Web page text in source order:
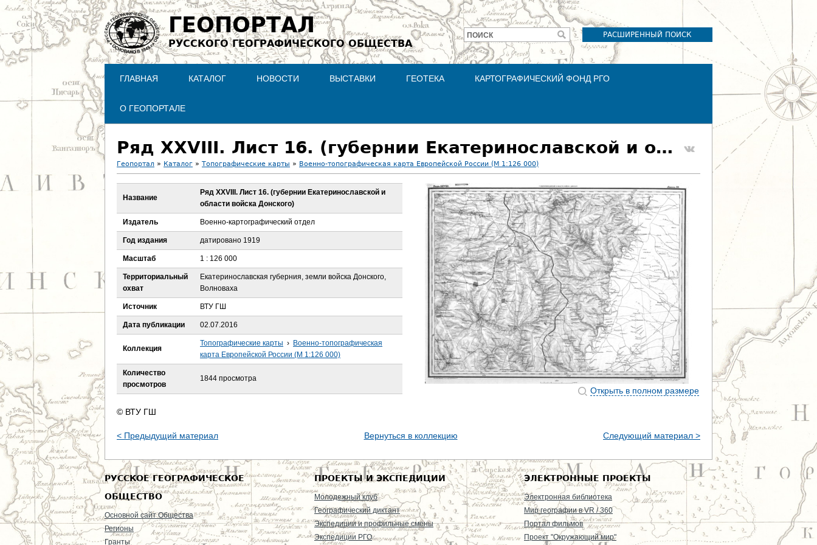
Jump to navigation
ГЕОПОРТАЛ
РУССКОГО ГЕОГРАФИЧЕСКОГО ОБЩЕСТВА
РАСШИРЕННЫЙ ПОИСК
Форма
поиска
ПОИСК
ГЛАВНАЯ КАТАЛОГ НОВОСТИ ВЫСТАВКИ ГЕОТЕКА КАРТОГРАФИЧЕСКИЙ ФОНД РГО
О ГЕОПОРТАЛЕ
Ряд XXVIII. Лист 16. (губернии Екатеринославской и области войска Донского)
В
з
д
е
с
ь
Геопортал » Каталог » Топографические карты » Военно-топографическая карта Европейской России (М 1:126 000)
Открыть в полном размере
Название
Ряд XXVIII. Лист 16. (губернии Екатеринославской и
области войска Донского)
Издатель Военно-картографический отдел
Год издания датировано 1919
Масштаб 1 : 126 000
Территориальный
охват
Екатеринославская губерния, земли войска Донского,
Волноваха
Источник ВТУ ГШ
Дата публикации 02.07.2016
Коллекция
Топографические карты › Военно-топографическая
карта Европейской России (М 1:126 000)
Количество
просмотров
1844 просмотра
© ВТУ ГШ
< Предыдущий материал Вернуться в коллекцию Следующий материал >
РУССКОЕ ГЕОГРАФИЧЕСКОЕ
ОБЩЕСТВО
Основной сайт Общества
Регионы
Гранты
ПРОЕКТЫ И ЭКСПЕДИЦИИ
Молодежный клуб
Географический диктант
Экспедиции и профильные смены
Экспедиции РГО
ЭЛЕКТРОННЫЕ ПРОЕКТЫ
Электронная библиотека
Мир географии в VR / 360
Портал фильмов
Проект "Окружающий мир"